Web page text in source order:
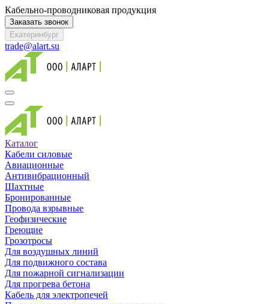
Кабельно-проводниковая продукция
Заказать звонок
Екатеринбург
trade@alart.su
Каталог
Кабели силовые
Авиационные
Антивибрационный
Шахтные
Бронированные
Провода взрывные
Геофизические
Греющие
Грозотросы
Для воздушных линий
Для подвижного состава
Для пожарной сигнализации
Для прогрева бетона
Кабель для электропечей